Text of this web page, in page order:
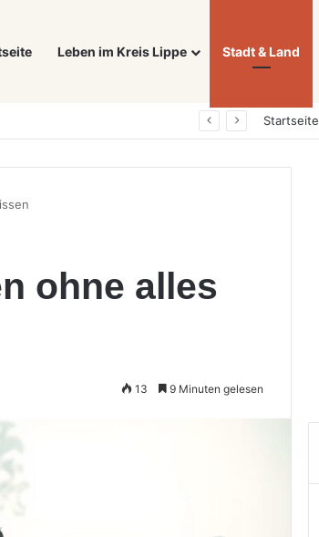
Leben im Kreis Lippe Stadt & Land
Startseite
ohne alles
13 9 Minuten gelesen